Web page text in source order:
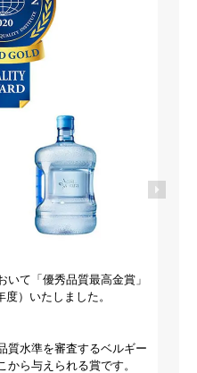
て「優秀品質最高金賞」
）いたしました。
質水準を審査するベルギー
ら与えられる賞です。